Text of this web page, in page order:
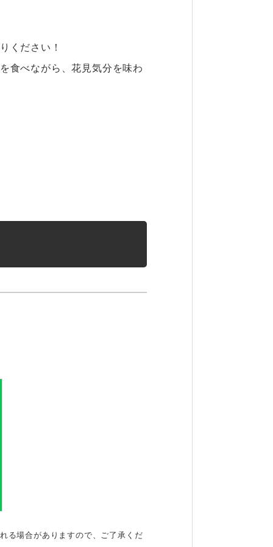
ください！
食べながら、花見気分を味わ
る場合がありますので、ご了承くだ